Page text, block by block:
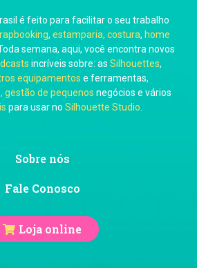
é feito para facilitar o seu trabalho
, estamparia, costura, home
semana, aqui, você encontra novos
incríveis sobre: as Silhouettes,
equipamentos e ferramentas,
gestão de pequenos negócios e vários
para usar no Silhouette Studio
Sobre nós
Fale Conosco
Loja online